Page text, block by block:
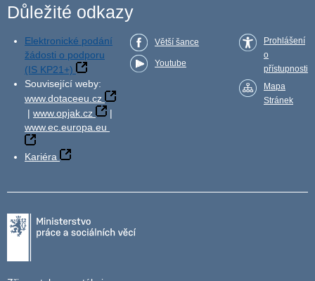
Důležité odkazy
Elektronické podání
žádosti o podporu
(IS KP21+)
Související weby:
www.dotaceeu.cz
| www.opjak.cz
|
www.ec.europa.eu
Kariéra
Větší šance
Youtube
Prohlášení
o
přístupnosti
Mapa
Stránek